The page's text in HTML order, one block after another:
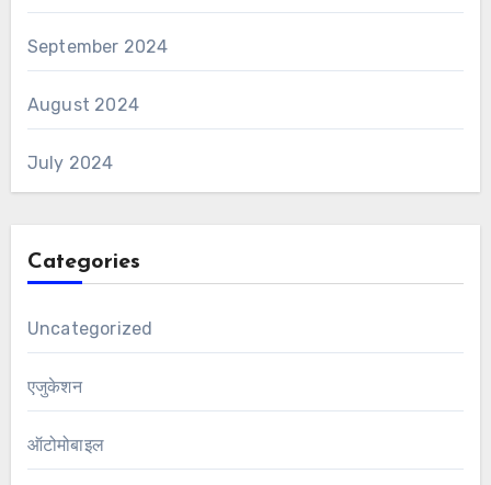
September 2024
August 2024
July 2024
Categories
Uncategorized
एजुकेशन
ऑटोमोबाइल